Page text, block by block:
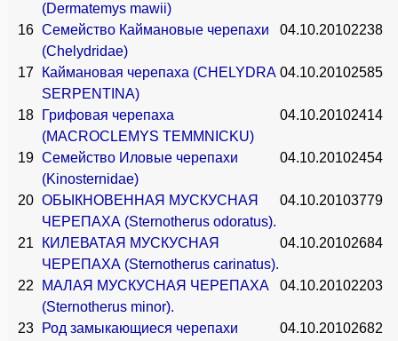
(Dermatemys mawii)
16 Семейство Каймановые черепахи
(Chelydridae)
04.10.20102238
17
Каймановая черепаха (CHELYDRA
SERPENTINA)
04.10.20102585
18
Грифовая черепаха
(MACROCLEMYS TEMMNICKU)
04.10.20102414
19 Семейство Иловые черепахи
(Kinosternidae)
04.10.20102454
20 ОБЫКНОВЕННАЯ МУСКУСНАЯ
ЧЕРЕПАХА (Sternotherus odoratus).
04.10.20103779
21
КИЛЕВАТАЯ МУСКУСНАЯ
ЧЕРЕПАХА (Sternotherus carinatus).
04.10.20102684
22
МАЛАЯ МУСКУСНАЯ ЧЕРЕПАХА
(Sternotherus minor).
04.10.20102203
23
Род замыкающиеся черепахи
04.10.20102682